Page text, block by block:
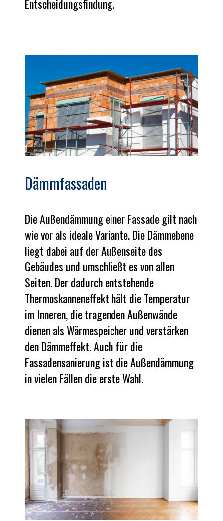
Entscheidungsfindung.
Dämmfassaden
Die Außendämmung einer Fassade gilt nach
wie vor als ideale Variante. Die Dämmebene
liegt dabei auf der Außenseite des
Gebäudes und umschließt es von allen
Seiten. Der dadurch entstehende
Thermoskanneneffekt hält die Temperatur
im Inneren, die tragenden Außenwände
dienen als Wärmespeicher und verstärken
den Dämmeffekt. Auch für die
Fassadensanierung ist die Außendämmung
in vielen Fällen die erste Wahl.